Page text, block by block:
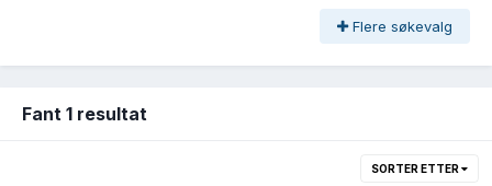
Flere søkevalg
Fant 1 resultat
SORTER ETTER